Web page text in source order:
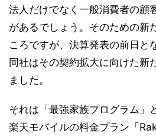
法人だけでなく一般消費者の顧
があるでしょう。そのための新
ころですが、決算発表の前日と
同社はその契約拡大に向けた新
ました。
それは「最強家族プログラム」
楽天モバイルの料金プラン「